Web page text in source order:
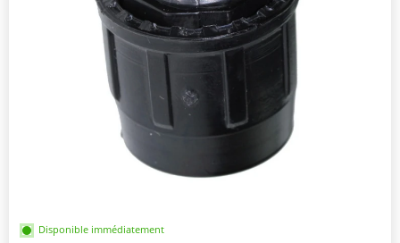
Disponible immédiatement